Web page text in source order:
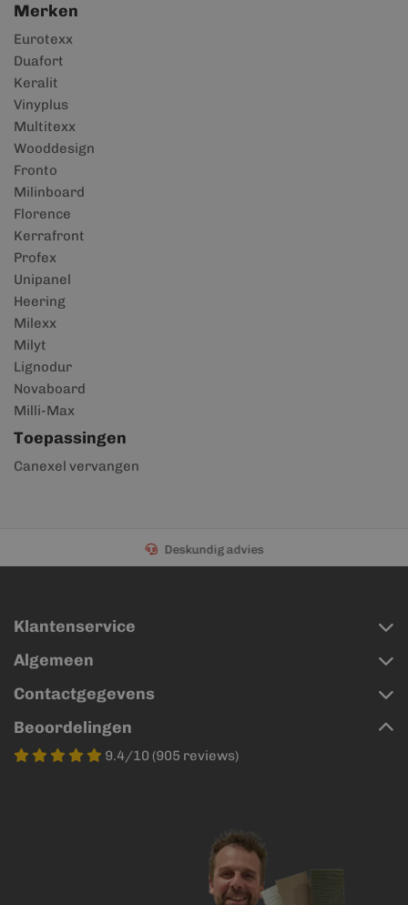
Merken
Eurotexx
Duafort
Keralit
Vinyplus
Multitexx
Wooddesign
Fronto
Milinboard
Florence
Kerrafront
Profex
Unipanel
Heering
Milexx
Milyt
Lignodur
Novaboard
Milli-Max
Toepassingen
Canexel vervangen
Deskundig advies
Klantenservice
Algemeen
Contactgegevens
Beoordelingen
9.4/10 (905 reviews)